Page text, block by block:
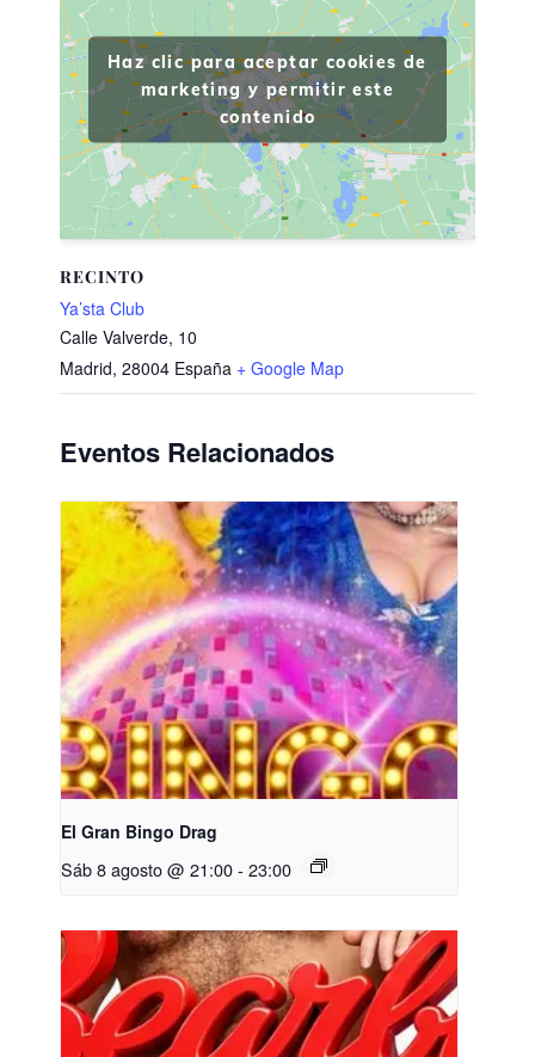
RECINTO
Ya’sta Club
Calle Valverde, 10
Madrid, 28004 España + Google Map
Haz clic para aceptar cookies de
marketing y permitir este
contenido
Eventos Relacionados
El Gran Bingo Drag
Sáb 8 agosto @ 21:00- 23:00